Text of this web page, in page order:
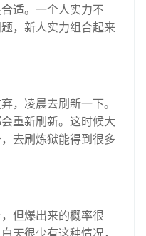
适。一个人实力不
，新人实力组合起来
，凌晨去刷新一下。
重新刷新。这时候大
去刷炼狱能得到很多
但爆出来的概率很
天很少有这种情况，